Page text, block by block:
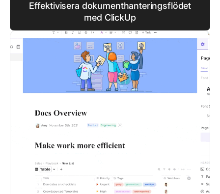
Effektivisera dokumenthanteringsflödet
med ClickUp